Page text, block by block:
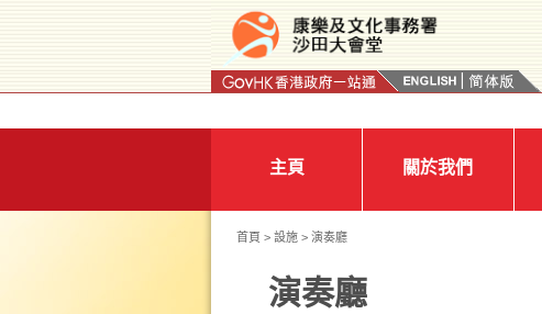
主頁 關於我們
首頁 > 設施 > 演奏廳
演奏廳